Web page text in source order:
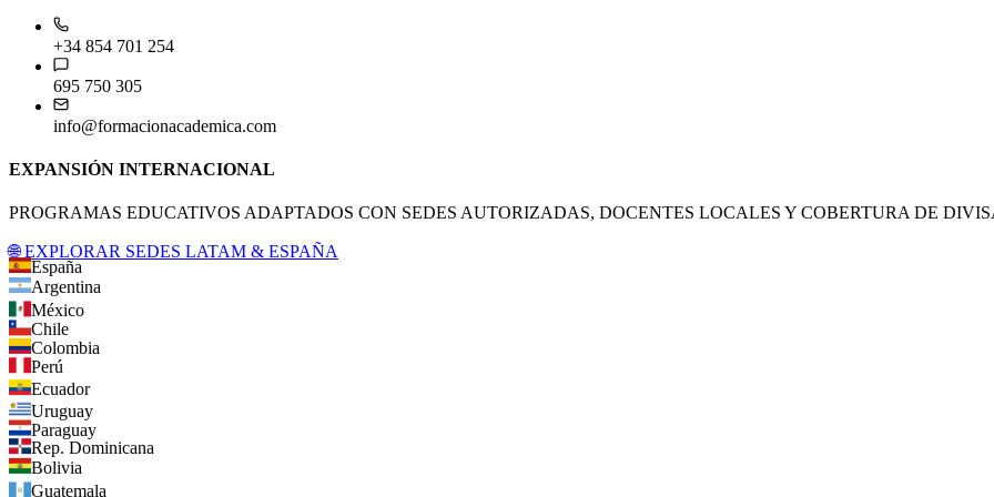
+34 854 701 254
695 750 305
info@formacionacademica.com
EXPANSIÓN INTERNACIONAL
PROGRAMAS EDUCATIVOS ADAPTADOS CON SEDES AUTORIZADAS, DOCENTES LOCALES Y COBERTURA DE
🌐 EXPLORAR SEDES LATAM & ESPAÑA
España
Argentina
México
Chile
Colombia
Perú
Ecuador
Uruguay
Paraguay
Rep. Dominicana
Bolivia
Guatemala